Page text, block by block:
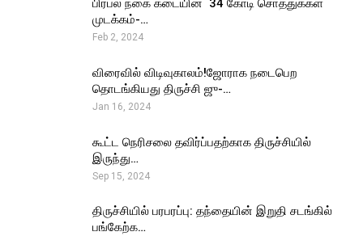
பிரபல நகை கடையின் ₹ 34 கோடி சொத்துக்கள்
முடக்கம்-…
Feb 2, 2024
விரைவில் விடிவுகாலம்!ஜோராக நடைபெற
தொடங்கியது திருச்சி ஜு-…
Jan 16, 2024
கூட்ட நெரிசலை தவிர்ப்பதற்காக திருச்சியில்
இருந்து…
Sep 15, 2024
திருச்சியில் பரபரப்பு: தந்தையின் இறுதி சடங்கில்
பங்கேற்க…